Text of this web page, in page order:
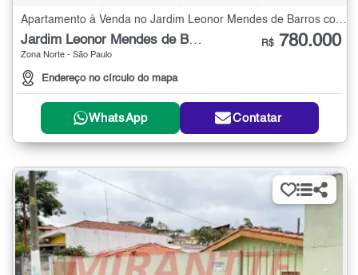
Apartamento à Venda no Jardim Leonor Mendes de Barros com 2 quartos - 70 m²
Jardim Leonor Mendes de Barros
Zona Norte - São Paulo
Endereço no círculo do mapa
R$ 780.000
WhatsApp Contatar